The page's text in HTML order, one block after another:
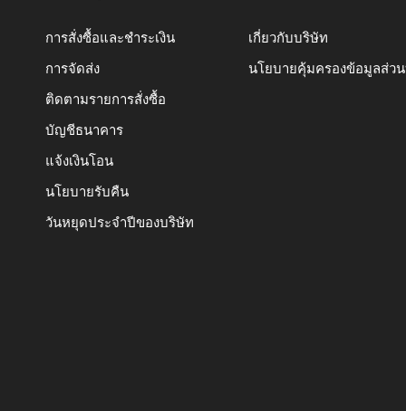
การสั่งซื้อและชำระเงิน
การจัดส่ง
ติดตามรายการสั่งซื้อ
บัญชีธนาคาร
แจ้งเงินโอน
นโยบายรับคืน
วันหยุดประจำปีของบริษัท
เกี่ยวกับบริษัท
นโยบายคุ้มครองข้อมูลส่ว